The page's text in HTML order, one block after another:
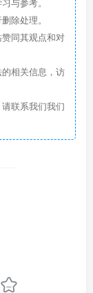
除处理。
同其观点和对
相关信息，访
联系我们我们